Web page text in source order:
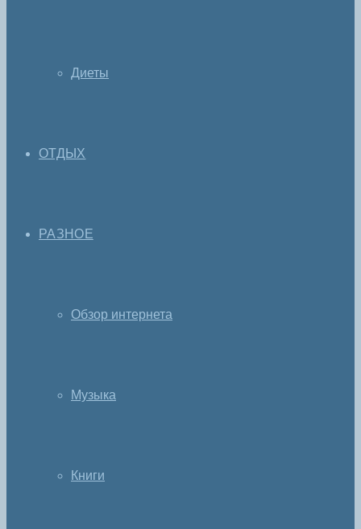
Диеты
ОТДЫХ
РАЗНОЕ
Обзор интернета
Музыка
Книги